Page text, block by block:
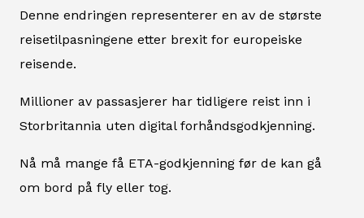
Denne endringen representerer en av de største
reisetilpasningene etter brexit for europeiske
reisende.
Millioner av passasjerer har tidligere reist inn i
Storbritannia uten digital forhåndsgodkjenning.
Nå må mange få ETA-godkjenning før de kan gå
om bord på fly eller tog.